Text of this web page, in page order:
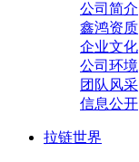
公司简介
鑫鸿资质
企业文化
公司环境
团队风采
信息公开
拉链世界